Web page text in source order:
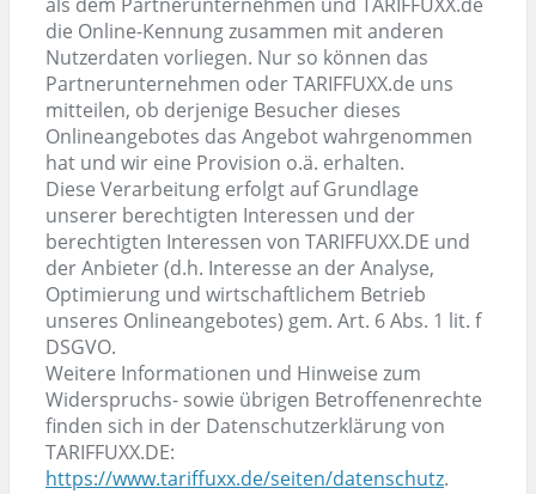
die Online-Kennung zusammen mit anderen
Nutzerdaten vorliegen. Nur so können das
Partnerunternehmen oder TARIFFUXX.de uns
mitteilen, ob derjenige Besucher dieses
Onlineangebotes das Angebot wahrgenommen
hat und wir eine Provision o.ä. erhalten.
Diese Verarbeitung erfolgt auf Grundlage
unserer berechtigten Interessen und der
berechtigten Interessen von TARIFFUXX.DE und
der Anbieter (d.h. Interesse an der Analyse,
Optimierung und wirtschaftlichem Betrieb
unseres Onlineangebotes) gem. Art. 6 Abs. 1 lit. f
DSGVO.
Weitere Informationen und Hinweise zum
Widerspruchs- sowie übrigen Betroffenenrechte
finden sich in der Datenschutzerklärung von
TARIFFUXX.DE:
https://www.tariffuxx.de/seiten/datenschutz.